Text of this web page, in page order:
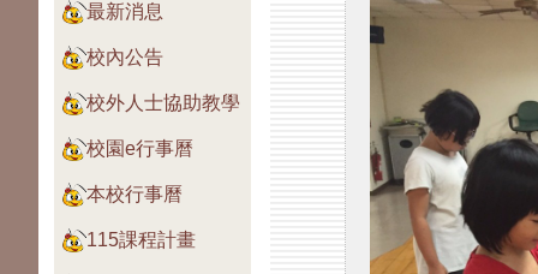
最新消息
校內公告
校外人士協助教學
校園e行事曆
本校行事曆
115課程計畫